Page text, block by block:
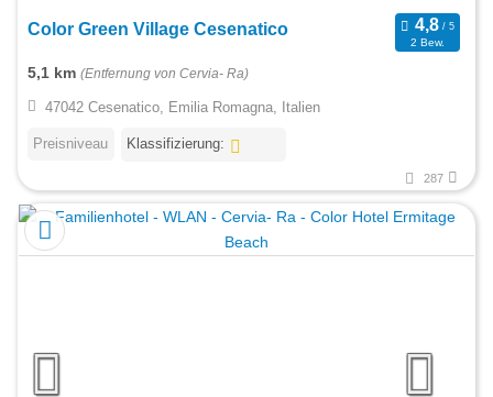
Color Green Village Cesenatico
2 Bew.
5,1 km (Entfernung von Cervia- Ra)
47042 Cesenatico, Emilia Romagna, Italien
Preisniveau Klassifizierung:
287